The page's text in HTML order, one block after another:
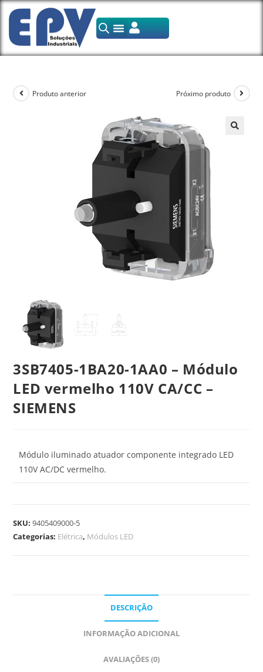
Produto anterior Próximo produto
3SB7405-1BA20-1AA0 – Módulo
LED vermelho 110V CA/CC –
SIEMENS
Módulo iluminado atuador componente integrado LED
110V AC/DC vermelho.
SKU:9405409000-5
Categorias: Elétrica, Módulos LED
DESCRIÇÃO
INFORMAÇÃO ADICIONAL
AVALIAÇÕES (0)